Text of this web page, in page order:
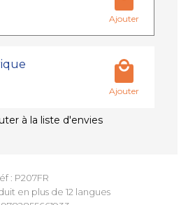
: P207FR
en plus de 12 langues
Ajouter
Ajouter
à la liste d'envies